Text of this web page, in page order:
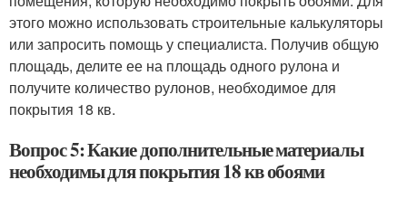
этого можно использовать строительные калькуляторы
или запросить помощь у специалиста. Получив общую
площадь, делите ее на площадь одного рулона и
получите количество рулонов, необходимое для
покрытия 18 кв.
Вопрос 5: Какие дополнительные материалы
необходимы для покрытия 18 кв обоями